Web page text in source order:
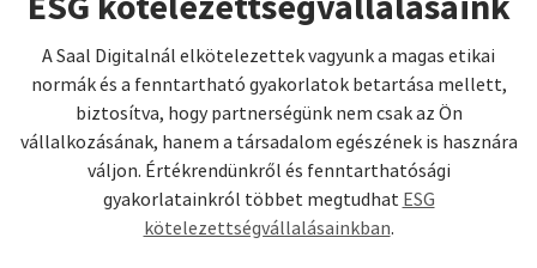
A Saal Digitalnál elkötelezettek vagyunk a magas etikai
normák és a fenntartható gyakorlatok betartása mellett,
biztosítva, hogy partnerségünk nem csak az Ön
vállalkozásának, hanem a társadalom egészének is hasznára
váljon. Értékrendünkről és fenntarthatósági
gyakorlatainkról többet megtudhat ESG
kötelezettségvállalásainkban.